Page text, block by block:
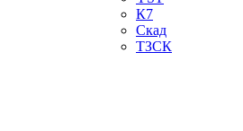
К7
Скад
ТЗСК